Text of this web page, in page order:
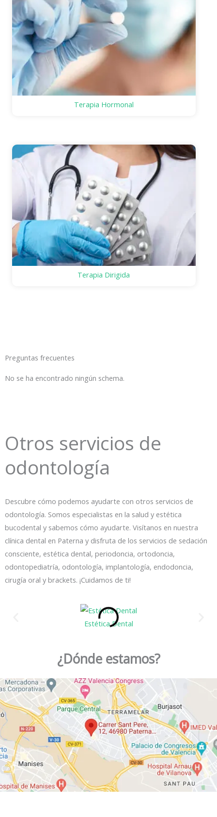
Terapia Hormonal
Terapia Dirigida
Preguntas frecuentes
No se ha encontrado ningún schema.
Otros servicios de
odontología
Descubre cómo podemos ayudarte con otros servicios de
odontología. Somos especialistas en la salud y estética
bucodental y sabemos cómo ayudarte. Visítanos en nuestra
clínica dental en Paterna y disfruta de los servicios de sedación
consciente, estética dental, periodoncia, ortodoncia,
odontopediatría, odontología, implantología, endodoncia,
cirugía oral y brackets. ¡Cuidamos de ti!
Estética Dental
¿Dónde estamos?